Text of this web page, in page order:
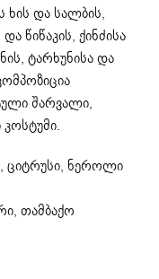
და სალბის,
წიწაკის, ქინძისა
ტარხუნისა და
შარვალი,
ციტრუსი, ნეროლი
თამბაქო